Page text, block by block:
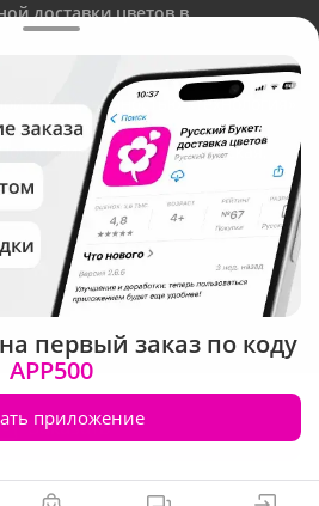
Заказать
доставки цветов в
ответственностью «Технология»
5410081997
ул. Ипподромская,
на первый заказ по коду
APP500
приложение